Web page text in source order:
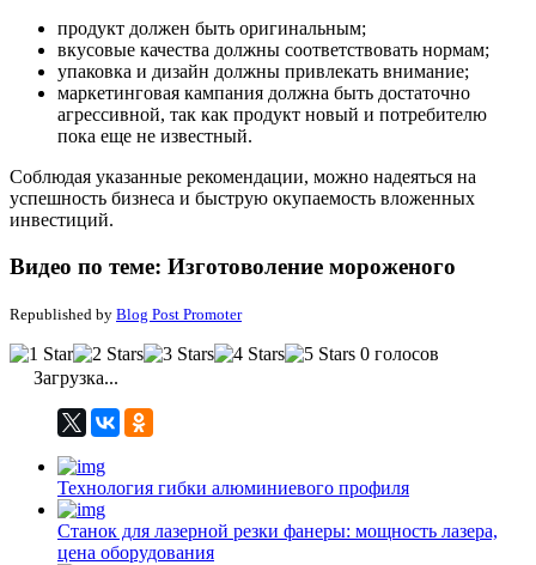
продукт должен быть оригинальным;
вкусовые качества должны соответствовать нормам;
упаковка и дизайн должны привлекать внимание;
маркетинговая кампания должна быть достаточно
агрессивной, так как продукт новый и потребителю
пока еще не известный.
Соблюдая указанные рекомендации, можно надеяться на
успешность бизнеса и быструю окупаемость вложенных
инвестиций.
Видео по теме: Изготоволение мороженого
Republished by Blog Post Promoter
0 голосов
Загрузка...
Технология гибки алюминиевого профиля
Станок для лазерной резки фанеры: мощность лазера,
цена оборудования